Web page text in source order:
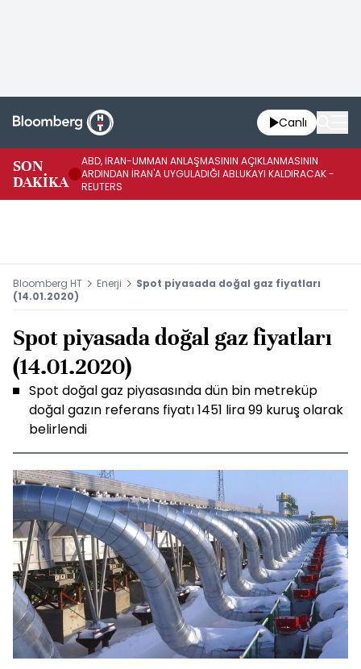
Canlı
SON
DAKİKA
ABD, İRAN-UMMAN ANLAŞMASININ AÇIKLANMASININ
ARDINDAN İRAN'A UYGULADIĞI ABLUKAYI KALDIRACAK -
REUTERS
Bloomberg HT Enerji
Spot piyasada doğal gaz fiyatları
(14.01.2020)
Spot piyasada doğal gaz fiyatları
(14.01.2020)
Spot doğal gaz piyasasında dün bin metreküp
doğal gazın referans fiyatı 1451 lira 99 kuruş olarak
belirlendi